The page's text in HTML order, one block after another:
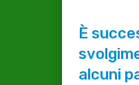
È
alcuni